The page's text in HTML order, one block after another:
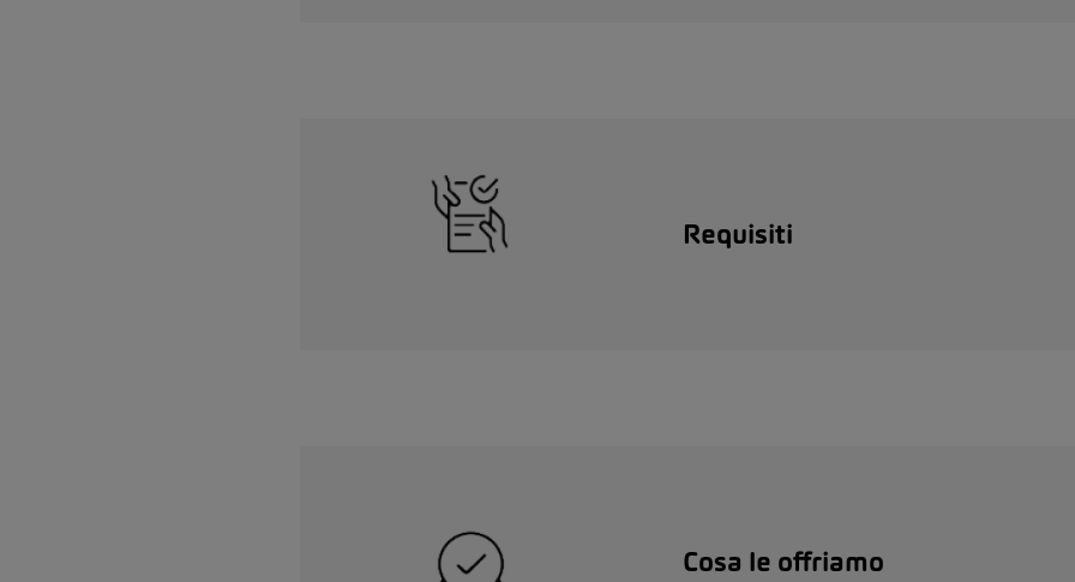
Requisiti
Cosa le offriamo